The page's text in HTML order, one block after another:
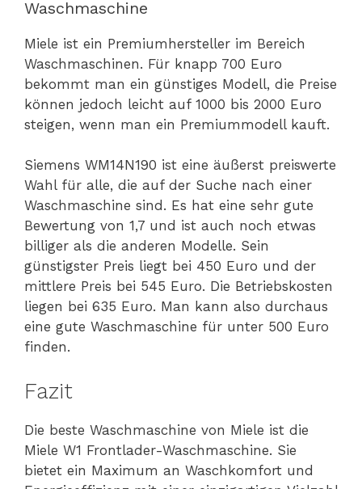
Waschmaschine
Miele ist ein Premiumhersteller im Bereich
Waschmaschinen. Für knapp 700 Euro
bekommt man ein günstiges Modell, die Preise
können jedoch leicht auf 1000 bis 2000 Euro
steigen, wenn man ein Premiummodell kauft.
Siemens WM14N190 ist eine äußerst preiswerte
Wahl für alle, die auf der Suche nach einer
Waschmaschine sind. Es hat eine sehr gute
Bewertung von 1,7 und ist auch noch etwas
billiger als die anderen Modelle. Sein
günstigster Preis liegt bei 450 Euro und der
mittlere Preis bei 545 Euro. Die Betriebskosten
liegen bei 635 Euro. Man kann also durchaus
eine gute Waschmaschine für unter 500 Euro
finden.
Fazit
Die beste Waschmaschine von Miele ist die
Miele W1 Frontlader-Waschmaschine. Sie
bietet ein Maximum an Waschkomfort und